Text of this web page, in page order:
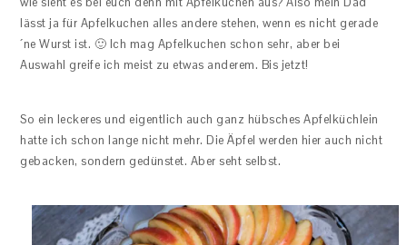
lässt ja für Apfelkuchen alles andere stehen, wenn es nicht gerade
´ne Wurst ist. 🙂 Ich mag Apfelkuchen schon sehr, aber bei
Auswahl greife ich meist zu etwas anderem. Bis jetzt!
So ein leckeres und eigentlich auch ganz hübsches Apfelküchlein
hatte ich schon lange nicht mehr. Die Äpfel werden hier auch nicht
gebacken, sondern gedünstet. Aber seht selbst.